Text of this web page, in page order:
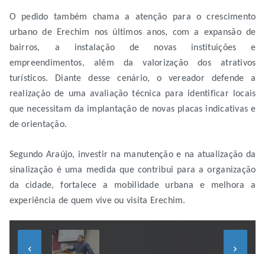
O pedido também chama a atenção para o crescimento
urbano de Erechim nos últimos anos, com a expansão de
bairros, a instalação de novas instituições e
empreendimentos, além da valorização dos atrativos
turísticos. Diante desse cenário, o vereador defende a
realização de uma avaliação técnica para identificar locais
que necessitam da implantação de novas placas indicativas e
de orientação.
Segundo Araújo, investir na manutenção e na atualização da
sinalização é uma medida que contribui para a organização
da cidade, fortalece a mobilidade urbana e melhora a
experiência de quem vive ou visita Erechim.
keyboard_arrow_left keyboard_arrow_right